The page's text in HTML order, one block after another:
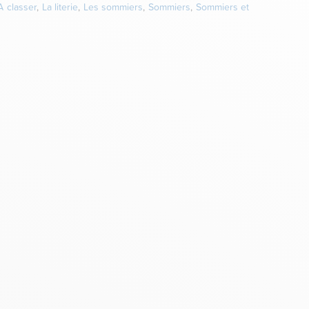
classer, La literie, Les sommiers, Sommiers, Sommiers et